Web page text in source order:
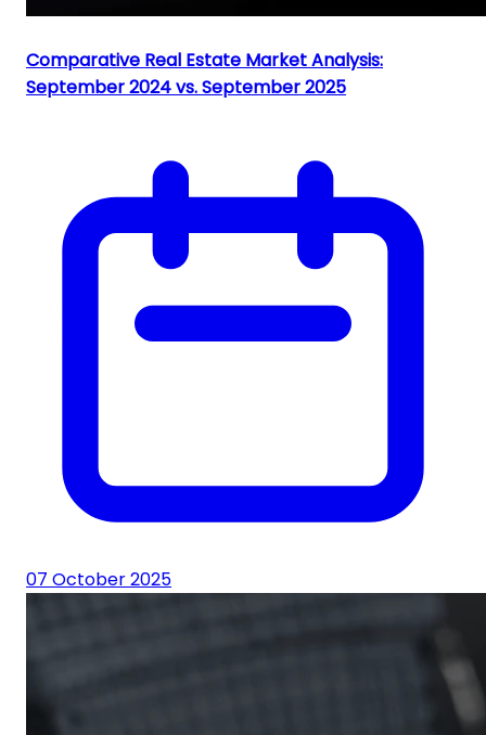
Comparative Real Estate Market Analysis:
September 2024 vs. September 2025
07 October 2025